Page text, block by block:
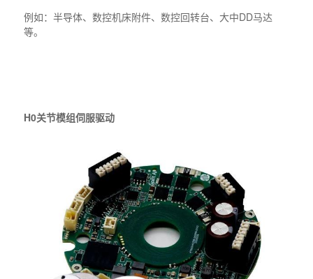
例如：半导体、数控机床附件、数控回转台、大中DD马达
等。
H0关节模组伺服驱动